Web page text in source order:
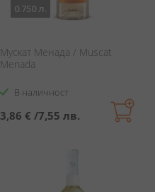
0.750 л.
Мускат Менада / Muscat
Menada
В наличност
3,86 € /7,55 лв.